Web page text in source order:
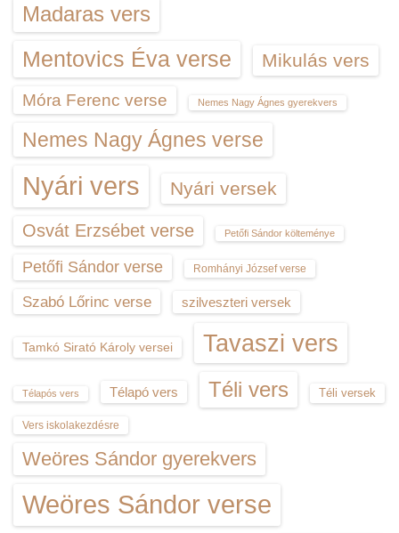
Madaras vers
Mentovics Éva verse Mikulás vers
Móra Ferenc verse Nemes Nagy Ágnes gyerekvers
Nemes Nagy Ágnes verse
Nyári vers Nyári versek
Osvát Erzsébet verse Petőfi Sándor költeménye
Petőfi Sándor verse Romhányi József verse
Szabó Lőrinc verse szilveszteri versek
Tamkó Sirató Károly versei Tavaszi vers
Télapós vers Télapó vers Téli vers Téli versek
Vers iskolakezdésre
Weöres Sándor gyerekvers
Weöres Sándor verse